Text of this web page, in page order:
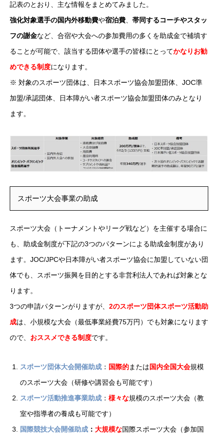
記表のとおり、主な情報をまとめてみました。
強化対象選手の国内外移動費や宿泊費、 帯同するコーチやスタッ
フの謝金など、合宿や大会への参加費用の多くを助成金で補填す
ることが可能で、該当する団体や選手の皆様にとってかなりお勧
めできる制度になります。
※ 対象のスポーツ団体は、日本スポーツ協会加盟団体、JOC準
加盟/承認団体、日本障がい者スポーツ協会加盟団体のみとなり
ます。
スポーツ大会事業の助成
スポーツ大会（トーナメントやリーグ戦など）を主催する場合に
も、助成金制度が下記の3つのパターンによる助成金制度があり
ます。JOC/JPCや日本障がい者スポーツ協会に加盟していない団
体でも、スポーツ振興を目的とする非営利法人であれば対象とな
ります。
3つの申請パターンがりますが、 2のスポーツ団体スポーツ活動助
成は、小規模な大会（最低事業経費75万円）でも対象になります
ので、 おススメできる制度です。
スポーツ団体大会開催助成 ： 国際的または国内全国大会規模
のスポーツ大会（研修や講習会も可能です）
スポーツ活動推進事業助成 ： 様々な規模のスポーツ大会（教
室や指導者の養成も可能です）
国際競技大会開催助成 ： 大規模な国際スポーツ大会（参加国